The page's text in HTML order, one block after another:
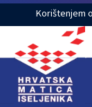
Korištenjem